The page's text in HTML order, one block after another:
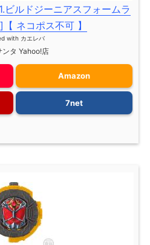
ビルドジーニアスフォームラ
ネコポス不可 】
with カエレバ
ンタ Yahoo!店
Amazon
7net